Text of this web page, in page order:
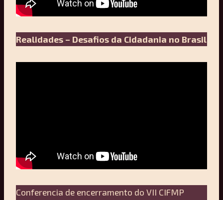
Realidades – Desafios da Cidadania no Brasil
Conferencia de encerramento do VII CIFMP